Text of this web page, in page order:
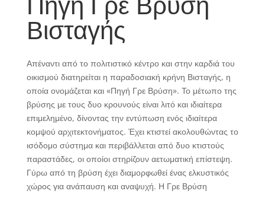
Βισταγής
Απέναντι από το πολιτιστικό κέντρο και στην καρδιά του
οικισμού διατηρείται η παραδοσιακή κρήνη Βισταγής, η
οποία ονομάζεται και «Πηγή Γρε Βρύση». Το μέτωπο της
βρύσης με τους δυο κρουνούς είναι λιτό και ιδιαίτερα
επιμελημένο, δίνοντας την εντύπωση ενός ιδιαίτερα
κομψού αρχιτεκτονήματος. Έχει κτιστεί ακολουθώντας το
ισόδομο σύστημα και περιβάλλεται από δυο κτιστούς
παραστάδες, οι οποίοι στηρίζουν αετωματική επίστεψη.
Γύρω από τη βρύση έχει διαμορφωθεί ένας ελκυστικός
χώρος για ανάπαυση και αναψυχή. Η Γρε Βρύση